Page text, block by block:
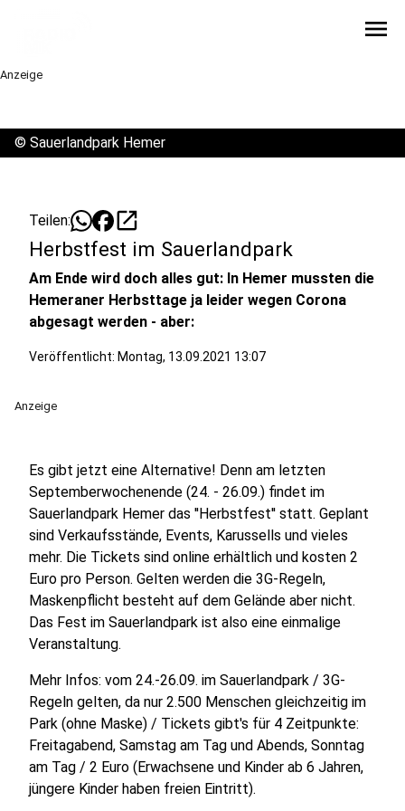
menu
Anzeige
© Sauerlandpark Hemer
Teilen: open_in_new
Herbstfest im Sauerlandpark
Am Ende wird doch alles gut: In Hemer mussten die
Hemeraner Herbsttage ja leider wegen Corona
abgesagt werden - aber:
Veröffentlicht: Montag, 13.09.2021 13:07
Anzeige
Es gibt jetzt eine Alternative! Denn am letzten
Septemberwochenende (24. - 26.09.) findet im
Sauerlandpark Hemer das ''Herbstfest'' statt. Geplant
sind Verkaufsstände, Events, Karussells und vieles
mehr. Die Tickets sind online erhältlich und kosten 2
Euro pro Person. Gelten werden die 3G-Regeln,
Maskenpflicht besteht auf dem Gelände aber nicht.
Das Fest im Sauerlandpark ist also eine einmalige
Veranstaltung.
Mehr Infos: vom 24.-26.09. im Sauerlandpark / 3G-
Regeln gelten, da nur 2.500 Menschen gleichzeitig im
Park (ohne Maske) / Tickets gibt's für 4 Zeitpunkte:
Freitagabend, Samstag am Tag und Abends, Sonntag
am Tag / 2 Euro (Erwachsene und Kinder ab 6 Jahren,
jüngere Kinder haben freien Eintritt).